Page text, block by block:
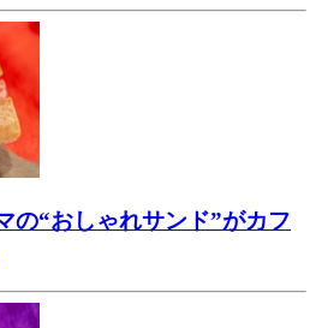
の“おしゃれサンド”がカフ